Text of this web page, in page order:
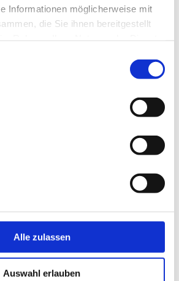
Informationen möglicherweise mit
die Sie ihnen bereitgestellt
Alle zulassen
Auswahl erlauben
wird nicht veröffentlicht.
sind mit * markiert.
*